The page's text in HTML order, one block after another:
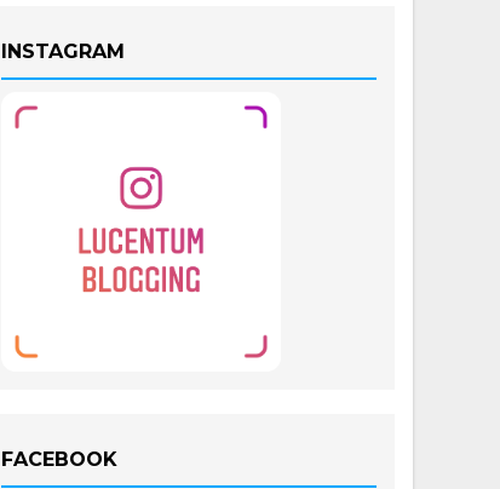
INSTAGRAM
FACEBOOK